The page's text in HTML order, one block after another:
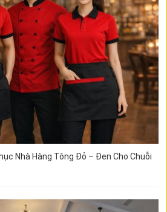
Nhà Hàng Tông Đỏ – Đen Cho Chuỗi